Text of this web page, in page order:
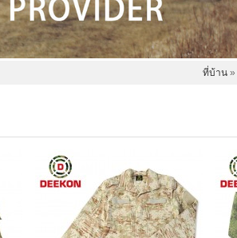
ที่บ้าน »